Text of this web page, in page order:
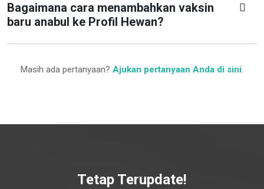
Bagaimana cara menambahkan vaksin
baru anabul ke Profil Hewan?
Masih ada pertanyaan? Ajukan pertanyaan Anda di sini.
Tetap Terupdate!